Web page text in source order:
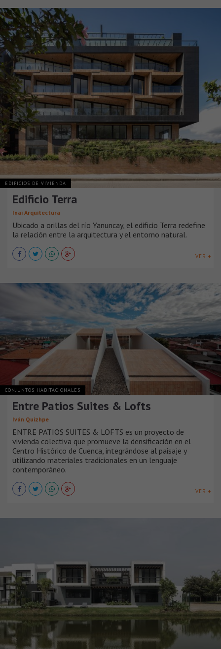
EDIFICIOS DE VIVIENDA
Edificio Terra
Inai Arquitectura
Ubicado a orillas del río Yanuncay, el edificio Terra redefine
la relación entre la arquitectura y el entorno natural.
VER +
CONJUNTOS HABITACIONALES
Entre Patios Suites & Lofts
Iván Quizhpe
ENTRE PATIOS SUITES & LOFTS es un proyecto de
vivienda colectiva que promueve la densificación en el
Centro Histórico de Cuenca, integrándose al paisaje y
utilizando materiales tradicionales en un lenguaje
contemporáneo.
VER +